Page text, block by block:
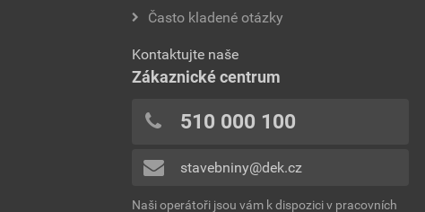
Často kladené otázky
Kontaktujte naše
Zákaznické centrum
510 000 100
stavebniny@dek.cz
Naši operátoři jsou vám k dispozici v pracovních